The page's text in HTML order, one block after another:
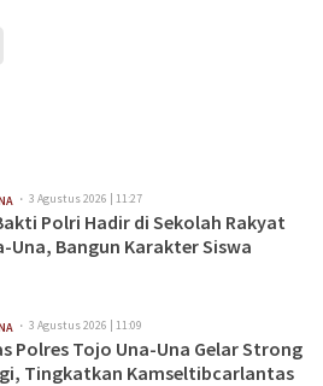
3 Agustus 2026 | 11:27
Polri Hadir di Sekolah Rakyat
Una, Bangun Karakter Siswa
3 Agustus 2026 | 11:09
Polres Tojo Una-Una Gelar Strong
Tingkatkan Kamseltibcarlantas